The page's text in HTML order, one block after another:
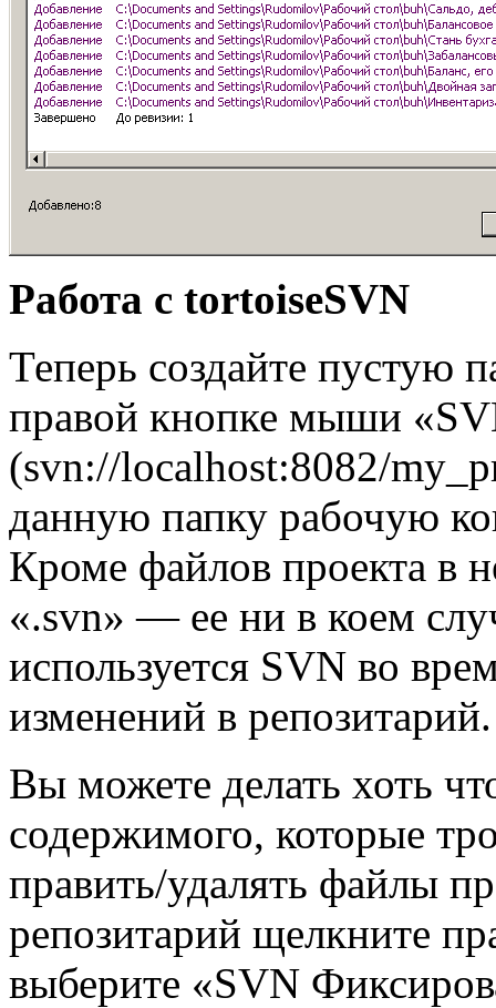
Работа с tortoiseSVN
Теперь создайте пустую
правой кнопке мыши
(svn://localhost:8082/
данную папку рабочую
Кроме файлов проекта в
«.svn» — ее ни в коем
используется SVN во
изменений в репозитарий.
Вы можете делать хоть
содержимого, которые
править/удалять файлы
репозитарий щелкните
выберите «SVN